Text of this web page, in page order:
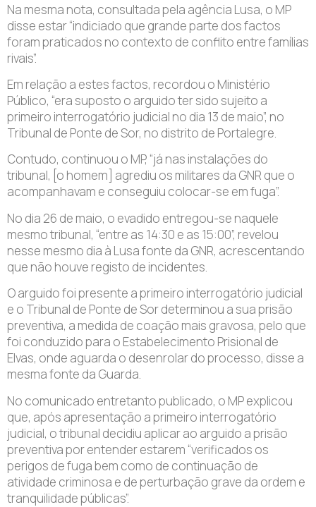
Na mesma nota, consultada pela agência Lusa, o MP
disse estar “indiciado que grande parte dos factos
foram praticados no contexto de conflito entre famílias
rivais”.
Em relação a estes factos, recordou o Ministério
Público, “era suposto o arguido ter sido sujeito a
primeiro interrogatório judicial no dia 13 de maio”, no
Tribunal de Ponte de Sor, no distrito de Portalegre.
Contudo, continuou o MP, “já nas instalações do
tribunal, [o homem] agrediu os militares da GNR que o
acompanhavam e conseguiu colocar-se em fuga”.
No dia 26 de maio, o evadido entregou-se naquele
mesmo tribunal, “entre as 14:30 e as 15:00”, revelou
nesse mesmo dia à Lusa fonte da GNR, acrescentando
que não houve registo de incidentes.
O arguido foi presente a primeiro interrogatório judicial
e o Tribunal de Ponte de Sor determinou a sua prisão
preventiva, a medida de coação mais gravosa, pelo que
foi conduzido para o Estabelecimento Prisional de
Elvas, onde aguarda o desenrolar do processo, disse a
mesma fonte da Guarda.
No comunicado entretanto publicado, o MP explicou
que, após apresentação a primeiro interrogatório
judicial, o tribunal decidiu aplicar ao arguido a prisão
preventiva por entender estarem “verificados os
perigos de fuga bem como de continuação de
atividade criminosa e de perturbação grave da ordem e
tranquilidade públicas”.